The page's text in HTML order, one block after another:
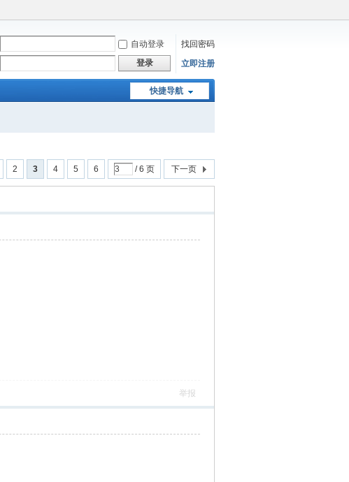
自动登录
找回密码
登录 立即注册
快捷导航
2 3 4 5 6 / 6 页 下一页
举报